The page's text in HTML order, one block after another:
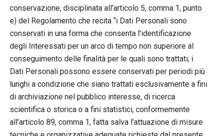
conservazione, disciplinata all’articolo 5, comma 1, punto
e) del Regolamento che recita “i Dati Personali sono
conservati in una forma che consenta l’identificazione
degli Interessati per un arco di tempo non superiore al
conseguimento delle finalità per le quali sono trattati; i
Dati Personali possono essere conservati per periodi più
lunghi a condizione che siano trattati esclusivamente a fini
di archiviazione nel pubblico interesse, di ricerca
scientifica o storica o a fini statistici, conformemente
all’articolo 89, comma 1, fatta salva l’attuazione di misure